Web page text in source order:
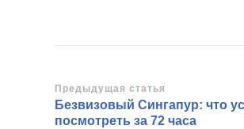
Навигация
по
Предыдущая статья
Безвизовый Сингапур: что
посмотреть за 72 часа